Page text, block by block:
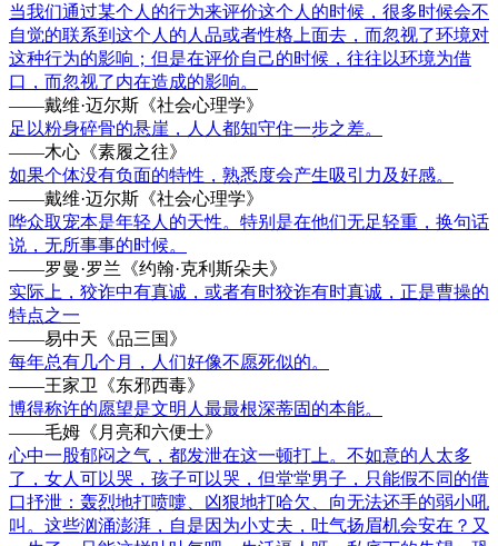
当我们通过某个人的行为来评价这个人的时候，很多时候会不
自觉的联系到这个人的人品或者性格上面去，而忽视了环境对
这种行为的影响；但是在评价自己的时候，往往以环境为借
口，而忽视了内在造成的影响。
——戴维·迈尔斯《社会心理学》
足以粉身碎骨的悬崖，人人都知守住一步之差。
——木心《素履之往》
如果个体没有负面的特性，熟悉度会产生吸引力及好感。
——戴维·迈尔斯《社会心理学》
哗众取宠本是年轻人的天性。特别是在他们无足轻重，换句话
说，无所事事的时候。
——罗曼·罗兰《约翰·克利斯朵夫》
实际上，狡诈中有真诚，或者有时狡诈有时真诚，正是曹操的
特点之一
——易中天《品三国》
每年总有几个月，人们好像不愿死似的。
——王家卫《东邪西毒》
博得称许的愿望是文明人最最根深蒂固的本能。
——毛姆《月亮和六便士》
心中一股郁闷之气，都发泄在这一顿打上。不如意的人太多
了，女人可以哭，孩子可以哭，但堂堂男子，只能假不同的借
口抒泄：轰烈地打喷嚏、凶狠地打哈欠、向无法还手的弱小吼
叫。这些汹涌澎湃，自是因为小丈夫，吐气扬眉机会安在？又